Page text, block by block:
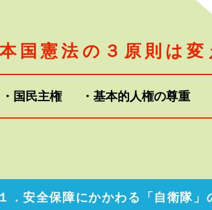
国憲法の ３原則は
・国民主権 ・基本的人権の尊重
．安全保障にかかわる「自衛隊」